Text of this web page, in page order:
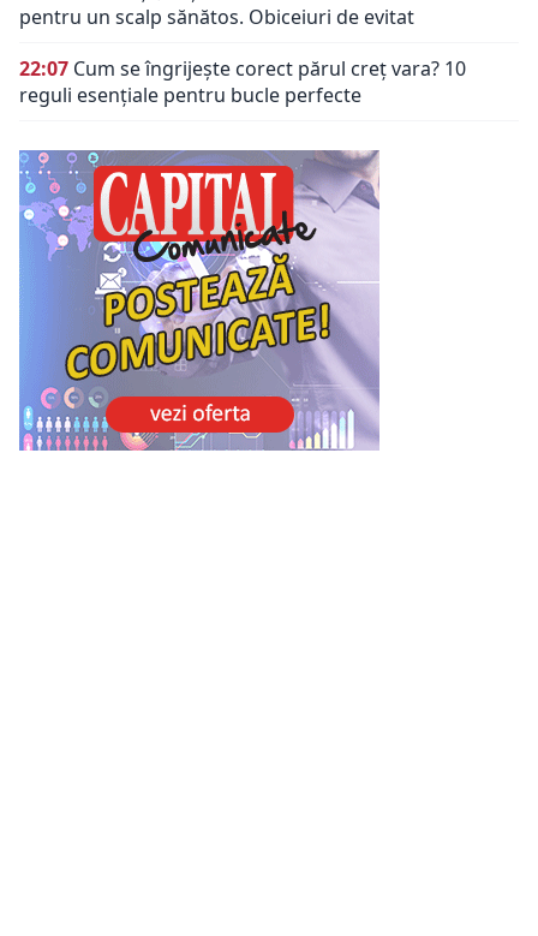
pentru un scalp sănătos. Obiceiuri de evitat
22:07 Cum se îngrijește corect părul creț vara? 10
reguli esențiale pentru bucle perfecte